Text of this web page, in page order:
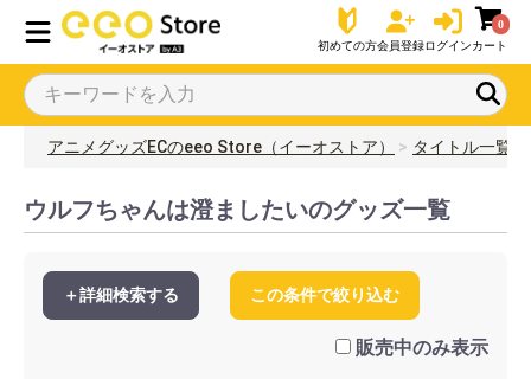
初めての方会員登録ログイン
0
カート
アニメグッズECのeeo Store（イーオストア） タイトル一覧
ウルフちゃんは澄ましたいのグッズ一覧
＋詳細検索する この条件で絞り込む
販売中のみ表示